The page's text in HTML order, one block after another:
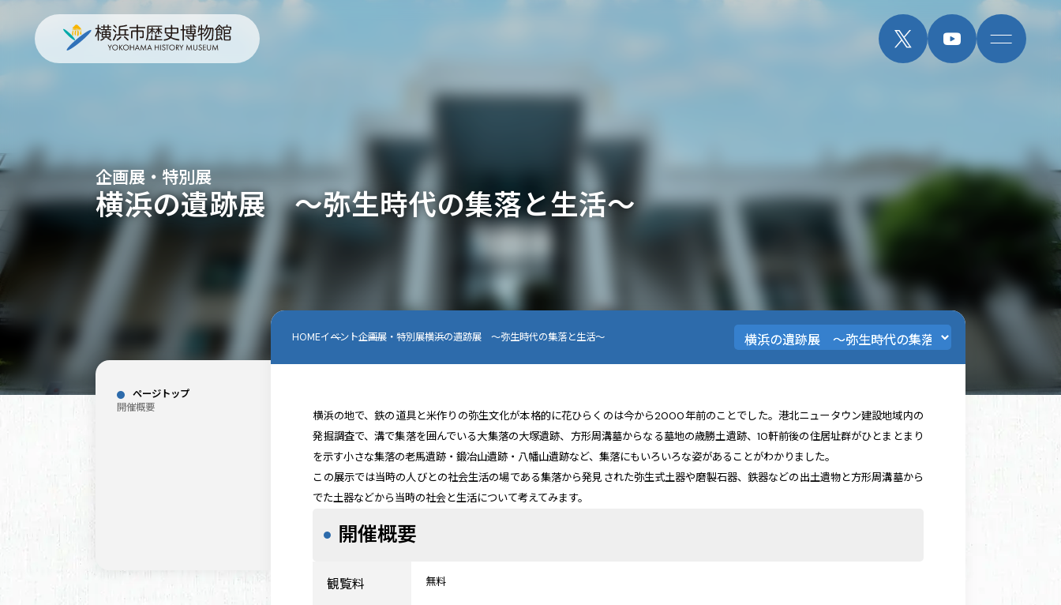
横浜の遺跡展 ～弥生時代の集落と生活～
企画展・特別展
HOMEイベント企画展・特別展横浜の遺跡展 ～弥生時代の集落と生活～
横浜の地で、鉄の道具と米作りの弥生文化が本格的に花ひらくのは今から2000年前のことでした。港北ニュータウン建設地域内の
発掘調査で、溝で集落を囲んでいる大集落の大塚遺跡、方形周溝墓からなる墓地の歳勝土遺跡、10軒前後の住居址群がひとまとまり
を示す小さな集落の老馬遺跡・鍛冶山遺跡・八幡山遺跡など、集落にもいろいろな姿があることがわかりました。
この展示では当時の人びとの社会生活の場である集落から発見された弥生式土器や磨製石器、鉄器などの出土遺物と方形周溝墓から
でた土器などから当時の社会と生活について考えてみます。
開催概要
観覧料 無料
ページトップ
開催概要